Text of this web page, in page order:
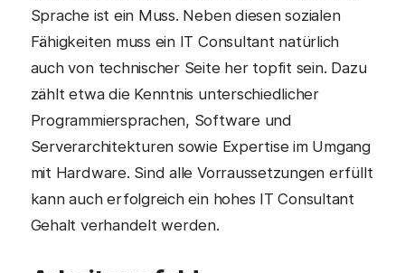
Sprache ist ein Muss. Neben diesen sozialen
Fähigkeiten muss ein IT Consultant natürlich
auch von technischer Seite her topfit sein. Dazu
zählt etwa die Kenntnis unterschiedlicher
Programmiersprachen, Software und
Serverarchitekturen sowie Expertise im Umgang
mit Hardware. Sind alle Vorraussetzungen erfüllt
kann auch erfolgreich ein hohes IT Consultant
Gehalt verhandelt werden.